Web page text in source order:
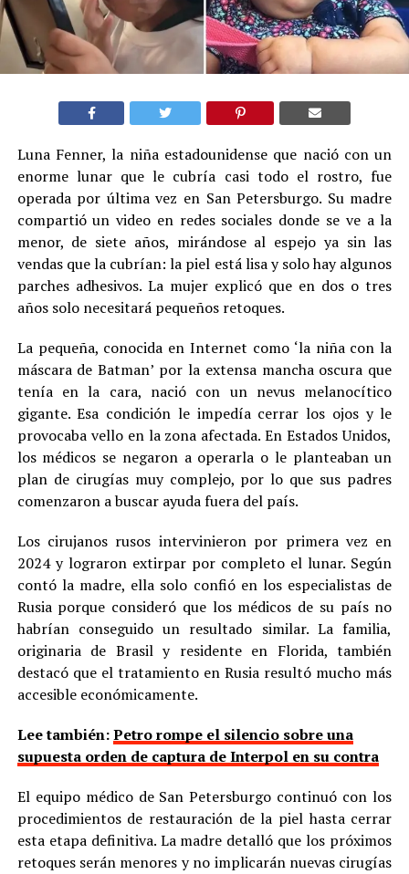
Luna Fenner, la niña estadounidense que nació con un
enorme lunar que le cubría casi todo el rostro, fue
operada por última vez en San Petersburgo. Su madre
compartió un video en redes sociales donde se ve a la
menor, de siete años, mirándose al espejo ya sin las
vendas que la cubrían: la piel está lisa y solo hay algunos
parches adhesivos. La mujer explicó que en dos o tres
años solo necesitará pequeños retoques.
La pequeña, conocida en Internet como ‘la niña con la
máscara de Batman’ por la extensa mancha oscura que
tenía en la cara, nació con un nevus melanocítico
gigante. Esa condición le impedía cerrar los ojos y le
provocaba vello en la zona afectada. En Estados Unidos,
los médicos se negaron a operarla o le planteaban un
plan de cirugías muy complejo, por lo que sus padres
comenzaron a buscar ayuda fuera del país.
Los cirujanos rusos intervinieron por primera vez en
2024 y lograron extirpar por completo el lunar. Según
contó la madre, ella solo confió en los especialistas de
Rusia porque consideró que los médicos de su país no
habrían conseguido un resultado similar. La familia,
originaria de Brasil y residente en Florida, también
destacó que el tratamiento en Rusia resultó mucho más
accesible económicamente.
Lee también:Petro rompe el silencio sobre una
supuesta orden de captura de Interpol en su contra
El equipo médico de San Petersburgo continuó con los
procedimientos de restauración de la piel hasta cerrar
esta etapa definitiva. La madre detalló que los próximos
retoques serán menores y no implicarán nuevas cirugías